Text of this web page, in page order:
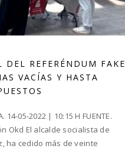
REFERÉNDUM FAKE
VACÍAS Y HASTA
14-05-2022 | 10:15 H FUENTE.
Okd El alcalde socialista de
ha cedido más de veinte